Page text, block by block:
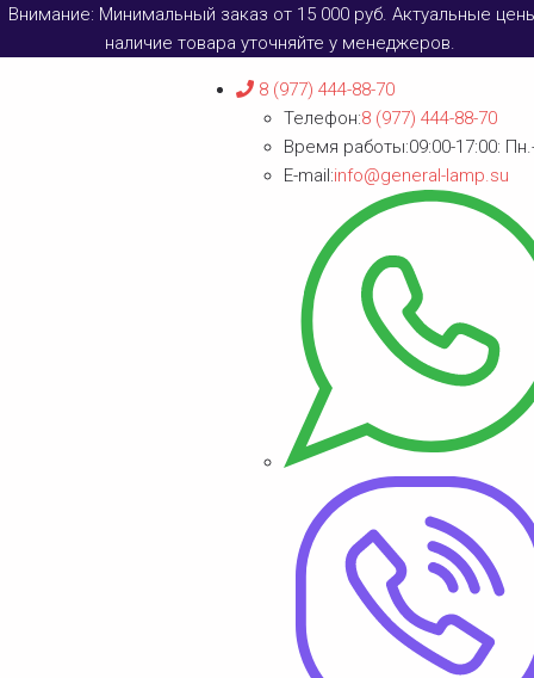
Внимание: Минимальный заказ от 15 000 руб. Актуальные
наличие товара уточняйте у менеджеров.
8 (977) 444-88-70
Телефон:8 (977) 444-88-70
Время работы:09:00-17:00:
E-mail:info@general-lamp.su